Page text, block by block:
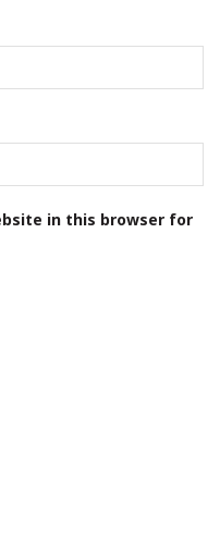
in this browser for